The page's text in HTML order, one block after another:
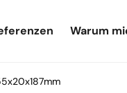
Warum